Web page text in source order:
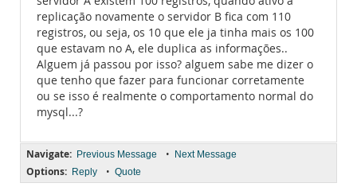
replicação novamente o servidor B fica com 110
registros, ou seja, os 10 que ele ja tinha mais os 100
que estavam no A, ele duplica as informações..
Alguem já passou por isso? alguem sabe me dizer o
que tenho que fazer para funcionar corretamente
ou se isso é realmente o comportamento normal do
mysql...?
Navigate: Previous Message • Next Message
Options: Reply • Quote